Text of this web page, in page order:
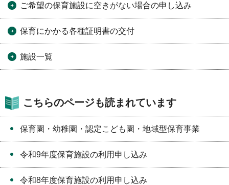
ご希望の保育施設に空きがない場合の申し込み
保育にかかる各種証明書の交付
施設一覧
こちらのページも読まれています
保育園・幼稚園・認定こども園・地域型保育事業
令和9年度保育施設の利用申し込み
令和8年度保育施設の利用申し込み